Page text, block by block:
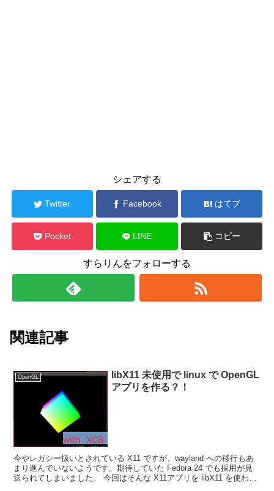
シェアする
Twitter Facebook はてブ
Pocket LINE コピー
すらりんをフォローする
関連記事
OpenGL
libX11 未使用で linux で OpenGL
アプリを作る？！
今やレガシー扱いとされている X11 ですが、wayland への移行もあ
まり進んでいないようです。期待していた Fedora 24 でも採用が見
送られてしまいました。 今回はそんな X11アプリを libX11 を使わな